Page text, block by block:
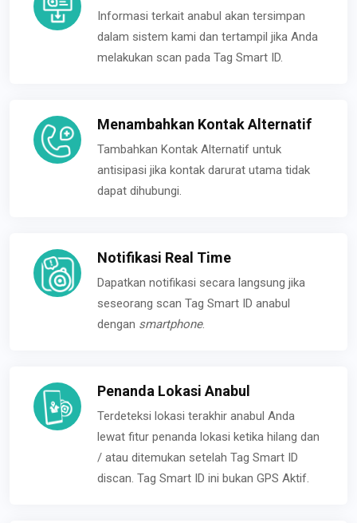
Informasi terkait anabul akan tersimpan
dalam sistem kami dan tertampil jika Anda
melakukan scan pada Tag Smart ID.
Menambahkan Kontak Alternatif
Tambahkan Kontak Alternatif untuk
antisipasi jika kontak darurat utama tidak
dapat dihubungi.
Notifikasi Real Time
Dapatkan notifikasi secara langsung jika
seseorang scan Tag Smart ID anabul
dengan smartphone.
Penanda Lokasi Anabul
Terdeteksi lokasi terakhir anabul Anda
lewat fitur penanda lokasi ketika hilang dan
/ atau ditemukan setelah Tag Smart ID
discan. Tag Smart ID ini bukan GPS Aktif.